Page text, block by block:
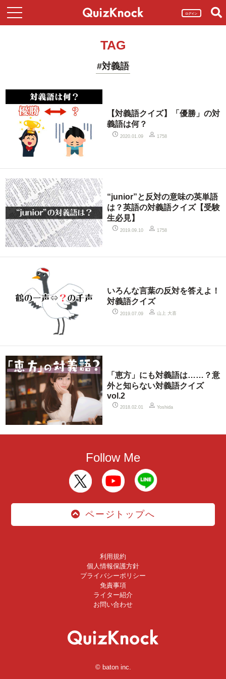
ログイン
TAG
#対義語
【対義語クイズ】「優勝」の対
義語は何？
2020.01.09 1758
“junior”と反対の意味の英単語
は？英語の対義語クイズ【受験
生必見】
2019.09.10 1758
いろんな言葉の反対を答えよ！
対義語クイズ
2019.07.09 山上 大喜
「恵方」にも対義語は……？意
外と知らない対義語クイズ
vol.2
2018.02.01 Yoshida
Follow Me
ページトップへ
利用規約
個人情報保護方針
プライバシーポリシー
免責事項
ライター紹介
お問い合わせ
© baton inc.